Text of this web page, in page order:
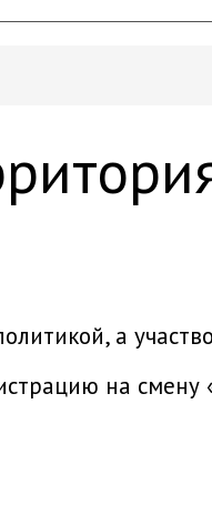
а
на смену